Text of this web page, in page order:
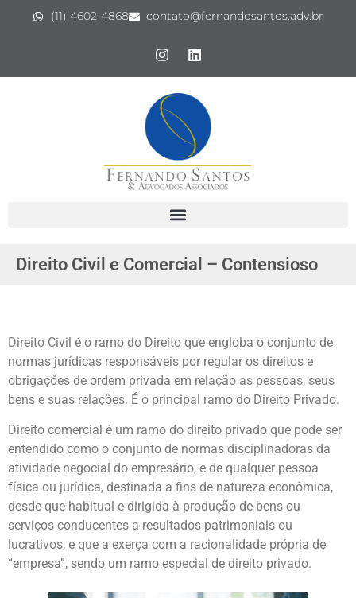
(11) 4602-4868 contato@fernandosantos.adv.br
Direito Civil e Comercial – Contensioso
Direito Civil é o ramo do Direito que engloba o conjunto de
normas jurídicas responsáveis por regular os direitos e
obrigações de ordem privada em relação as pessoas, seus
bens e suas relações. É o principal ramo do Direito Privado.
Direito comercial é um ramo do direito privado que pode ser
entendido como o conjunto de normas disciplinadoras da
atividade negocial do empresário, e de qualquer pessoa
física ou jurídica, destinada a fins de natureza econômica,
desde que habitual e dirigida à produção de bens ou
serviços conducentes a resultados patrimoniais ou
lucrativos, e que a exerça com a racionalidade própria de
“empresa”, sendo um ramo especial de direito privado.